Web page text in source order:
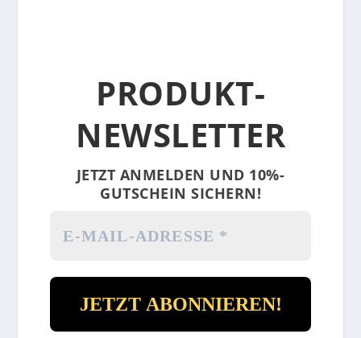
PRODUKT-
NEWSLETTER
JETZT ANMELDEN UND 10%-
GUTSCHEIN SICHERN!